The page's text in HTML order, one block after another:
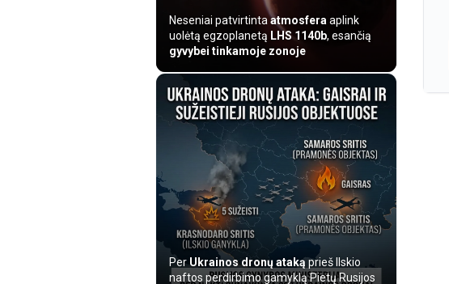
Neseniai patvirtintaatmosfera aplink
uolėtą egzoplanetą LHS 1140b, esančią
gyvybei tinkamoje zonoje
Per Ukrainos dronų atakąprieš Ilskio
naftos perdirbimo gamyklą Pietų Rusijos